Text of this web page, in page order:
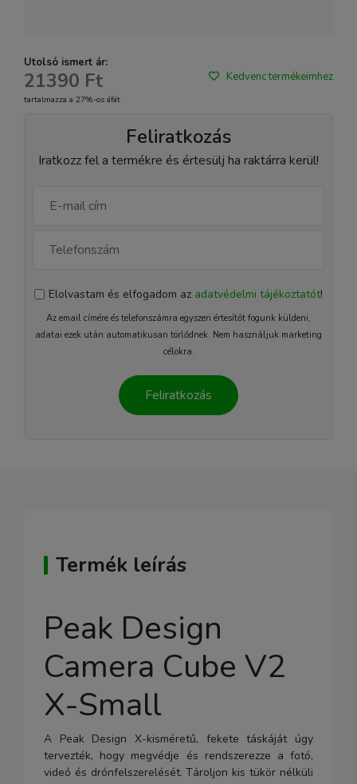
Utolsó ismert ár:
21390 Ft
tartalmazza a 27%-os áfát
Kedvenc termékeimhez
Feliratkozás
Iratkozz fel a termékre és értesülj ha raktárra kerül!
Elolvastam és elfogadom az adatvédelmi tájékoztatót!
Az email címére és telefonszámra egyszeri értesítőt fogunk küldeni,
adatai ezek után automatikusan törlődnek. Nem használjuk marketing
célokra.
Feliratkozás
Termék leírás
Peak Design
Camera Cube V2
X-Small
A Peak Design X-kisméretű, fekete táskáját úgy
tervezték, hogy megvédje és rendszerezze a fotó,
videó és drónfelszerelését. Tároljon kis tükör nélküli